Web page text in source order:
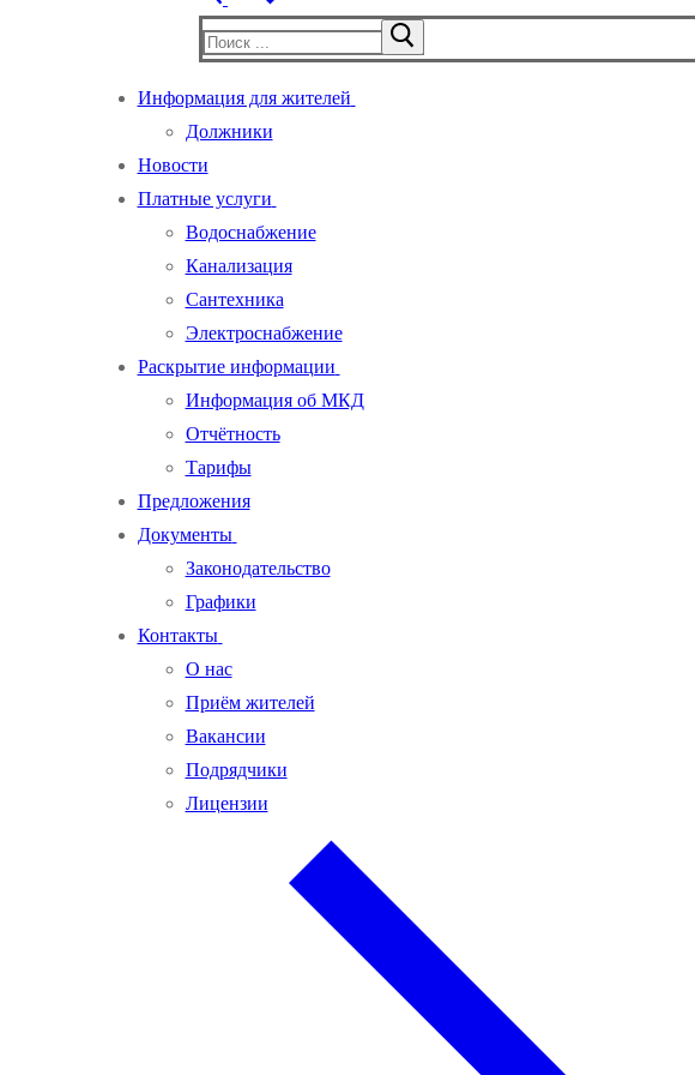
Найти:
Информация для жителей
Должники
Новости
Платные услуги
Водоснабжение
Канализация
Сантехника
Электроснабжение
Раскрытие информации
Информация об МКД
Отчётность
Тарифы
Предложения
Документы
Законодательство
Графики
Контакты
О нас
Приём жителей
Вакансии
Подрядчики
Лицензии